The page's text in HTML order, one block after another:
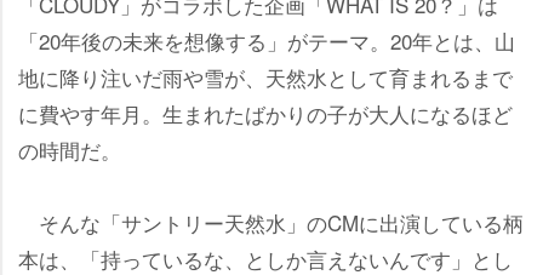
「20年後の未来を想像する」がテーマ。20年とは、山
地に降り注いだ雨や雪が、天然水として育まれるまで
に費やす年月。生まれたばかりの子が大人になるほど
の時間だ。
そんな「サントリー天然水」のCMに出演している柄
本は、「持っているな、としか言えないんです」とし